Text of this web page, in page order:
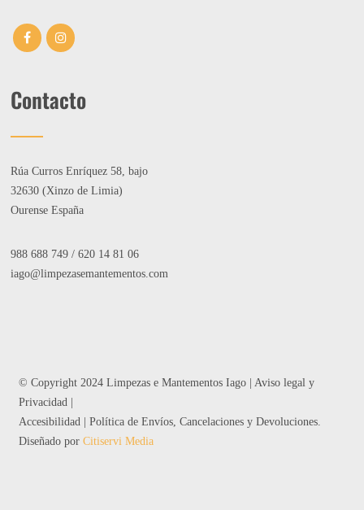
Contacto
Rúa Curros Enríquez 58, bajo
32630 (Xinzo de Limia)
Ourense España
988 688 749 /620 14 81 06
iago@limpezasemantementos.com
© Copyright 2024 Limpezas e Mantementos Iago |Aviso legal y
Privacidad
Accesibilidad |Política de Envíos, Cancelaciones y Devoluciones.
Diseñado porCitiservi Media